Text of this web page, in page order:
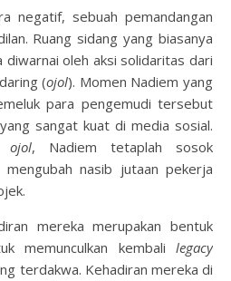
negatif, sebuah pemandangan
Ruang sidang yang biasanya
oleh aksi solidaritas dari
(ojol). Momen Nadiem yang
para pengemudi tersebut
sangat kuat di media sosial.
ojol, Nadiem tetaplah sosok
nasib jutaan pekerja
mereka merupakan bentuk
memunculkan kembali legacy
terdakwa. Kehadiran mereka di